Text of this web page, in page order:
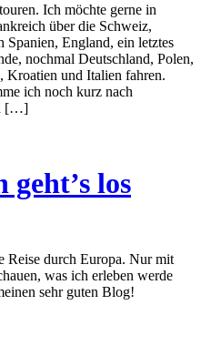
Ich möchte gerne in
über die Schweiz,
England, ein letztes
nochmal Deutschland, Polen,
Kroatien und Italien fahren.
ich noch kurz nach
[…]
los
Reise durch Europa. Nur mit
was ich erleben werde
sehr guten Blog!